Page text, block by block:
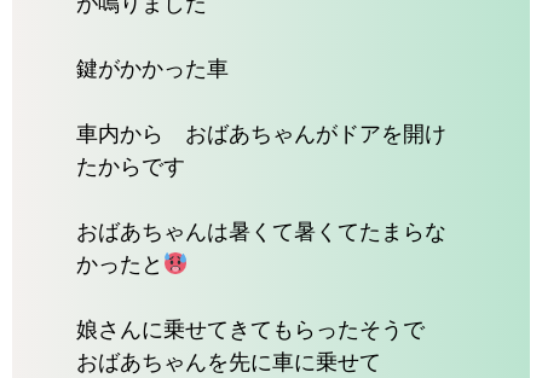
鍵がかかった車
車内から おばあちゃんがドアを開け
たからです
おばあちゃんは暑くて暑くてたまらな
かったと
娘さんに乗せてきてもらったそうで
おばあちゃんを先に車に乗せて